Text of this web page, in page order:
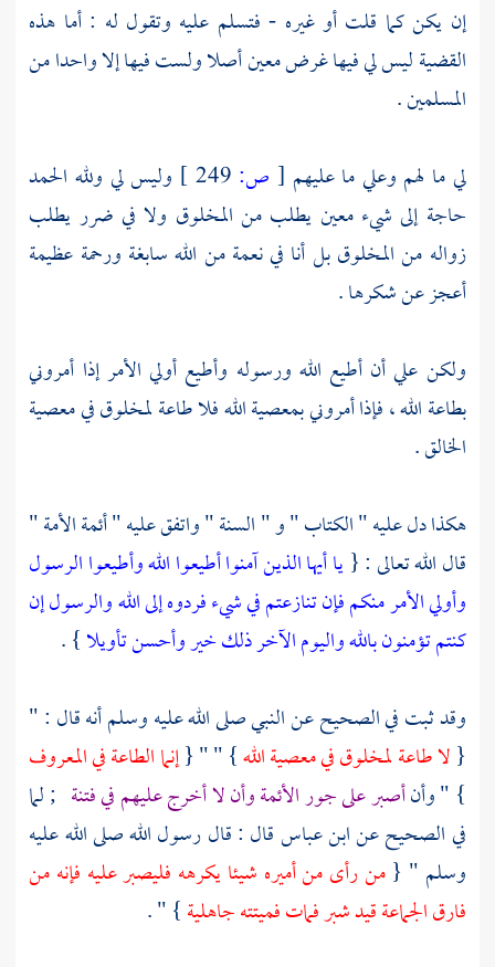
إن يكن كما قلت أو غيره - فتسلم عليه وتقول له : أما هذه
القضية ليس لي فيها غرض معين أصلا ولست فيها إلا واحدا من
المسلمين .
لي ما لهم وعلي ما عليهم [ ص:
وليس لي ولله الحمد
حاجة إلى شيء معين يطلب من المخلوق ولا في ضرر يطلب
زواله من المخلوق بل أنا في نعمة من الله سابغة ورحمة عظيمة
أعجز عن شكرها .
ولكن علي أن أطيع الله ورسوله وأطيع أولي الأمر إذا أمروني
بطاعة الله ، فإذا أمروني بمعصية الله فلا طاعة لمخلوق في معصية
الخالق .
هكذا دل عليه " الكتاب " و " السنة " واتفق عليه " أئمة الأمة "
قال الله تعالى : {يا أيها الذين آمنوا أطيعوا الله وأطيعوا الرسول
وأولي الأمر منكم فإن تنازعتم في شيء فردوه إلى الله والرسول إن
كنتم تؤمنون بالله واليوم الآخر ذلك خير وأحسن تأويلا} .
وقد ثبت في الصحيح عن النبي صلى الله عليه وسلم أنه قال : "
{لا طاعة لمخلوق في معصية الله} " " {إنما الطاعة في المعروف
} " وأنأصبر على جور الأئمة وأن لا أخرج عليهم في فتنة ; لما
في الصحيح عنابن عباسقال : قال رسول الله صلى الله عليه
وسلم " {من رأى من أميره شيئا يكرهه فليصبر عليه فإنه من
فارق الجماعة قيد شبر فمات فميتته جاهلية} " .